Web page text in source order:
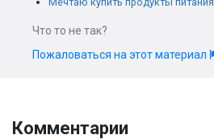
Что то не так?
Пожаловаться на этот материал
Комментарии